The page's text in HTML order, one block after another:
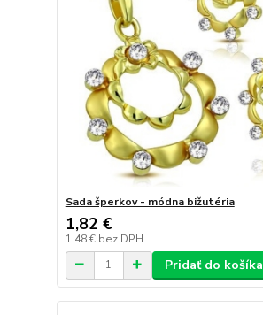
Sada šperkov - módna bižutéria
1,82 €
1,48 € bez DPH
Pridať do košíka